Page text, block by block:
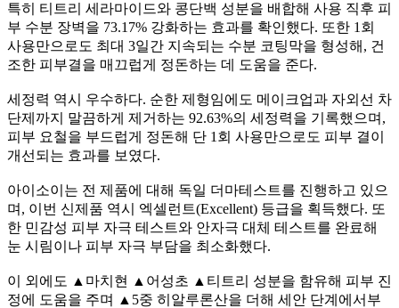
특히 티트리 세라마이드와 콩단백 성분을 배합해 사용 직후 피
부 수분 장벽을 73.17% 강화하는 효과를 확인했다. 또한 1회
사용만으로도 최대 3일간 지속되는 수분 코팅막을 형성해, 건
조한 피부결을 매끄럽게 정돈하는 데 도움을 준다.
세정력 역시 우수하다. 순한 제형임에도 메이크업과 자외선 차
단제까지 말끔하게 제거하는 92.63%의 세정력을 기록했으며,
피부 요철을 부드럽게 정돈해 단 1회 사용만으로도 피부 결이
개선되는 효과를 보였다.
아이소이는 전 제품에 대해 독일 더마테스트를 진행하고 있으
며, 이번 신제품 역시 엑셀런트(Excellent) 등급을 획득했다. 또
한 민감성 피부 자극 테스트와 안자극 대체 테스트를 완료해
눈 시림이나 피부 자극 부담을 최소화했다.
이 외에도 ▲마치현 ▲어성초 ▲티트리 성분을 함유해 피부 진
정에 도움을 주며 ▲5중 히알루론산을 더해 세안 단계에서부